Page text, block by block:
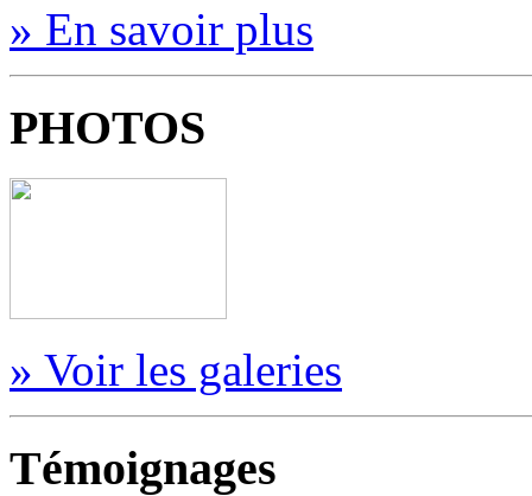
» En savoir plus
PHOTOS
» Voir les galeries
Témoignages